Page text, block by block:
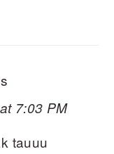
7:03 PM
tauuu